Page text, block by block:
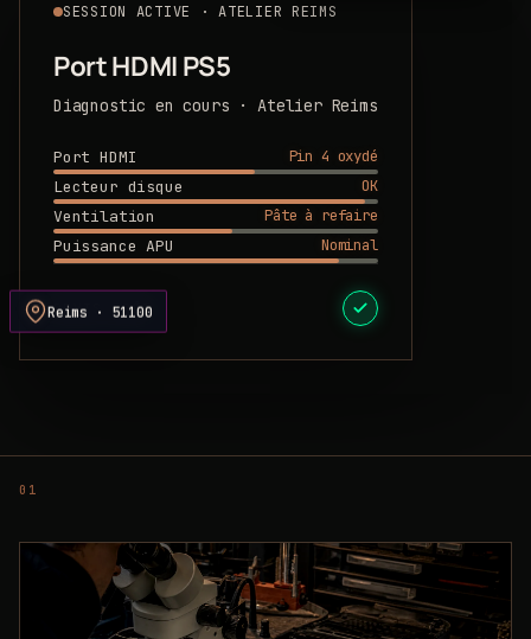
SESSION ACTIVE · ATELIER REIMS
Port HDMI PS5
Diagnostic en cours · Atelier Reims
Port HDMI
Pin 4 oxydé
Lecteur disque
OK
Ventilation
Pâte à refaire
Puissance APU
Nominal
DEVIS PRÊT
Reims · 51100